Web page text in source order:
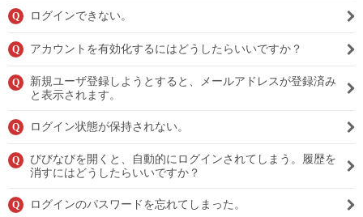
Q ログインできない。
Q アカウントを有効化するにはどうしたらいいですか？
Q
新規ユーザ登録しようとすると、メールアドレスが登録済み
と表示されます。
Q ログイン状態が保持されない。
Q
びびなびを開くと、自動的にログインされてしまう。履歴を
消すにはどうしたらいいですか？
Q ログインのパスワードを忘れてしまった。